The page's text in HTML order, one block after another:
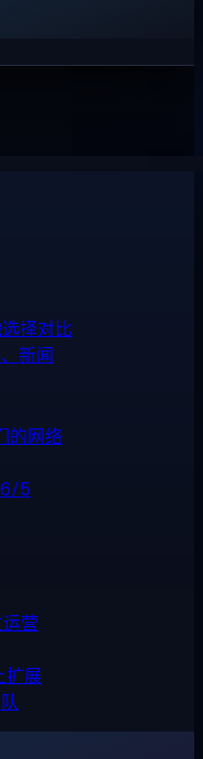
择对比
新闻
的网络
5
营
扩展